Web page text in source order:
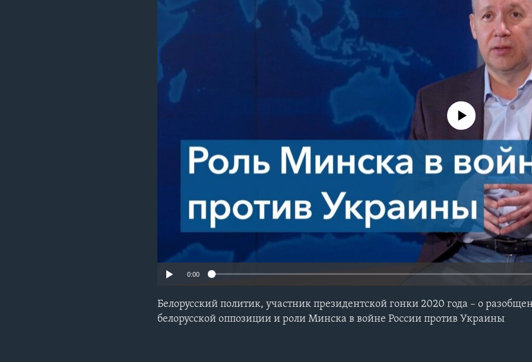
No media source currently
0:00
Белорусский политик, участник президентской гонки 2020 года – о
белорусской оппозиции и роли Минска в войне России против Украины